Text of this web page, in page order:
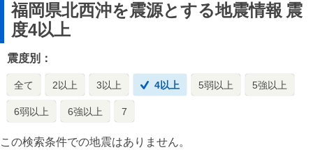
福岡県北西沖を震源とする地震情報 震
度4以上
震度別：
全て 2以上 3以上 4以上 5弱以上 5強以上
6弱以上 6強以上 7
この検索条件での地震はありません。